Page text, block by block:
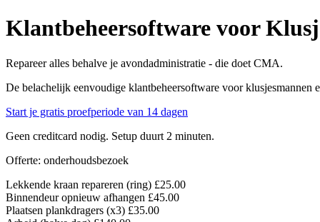
Klantbeheersoftware voor
Repareer alles behalve je avondadministratie - die doet CMA.
De belachelijk eenvoudige klantbeheersoftware voor
Start je gratis proefperiode van 14 dagen
Geen creditcard nodig. Setup duurt 2 minuten.
Offerte: onderhoudsbezoek
Lekkende kraan repareren (ring) £25.00
Binnendeur opnieuw afhangen £45.00
Plaatsen plankdragers (x3) £35.00